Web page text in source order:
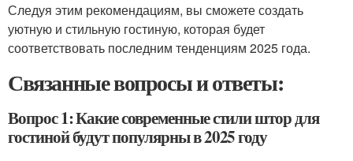
Следуя этим рекомендациям, вы сможете создать
уютную и стильную гостиную, которая будет
соответствовать последним тенденциям 2025 года.
Связанные вопросы и ответы:
Вопрос 1: Какие современные стили штор для
гостиной будут популярны в 2025 году